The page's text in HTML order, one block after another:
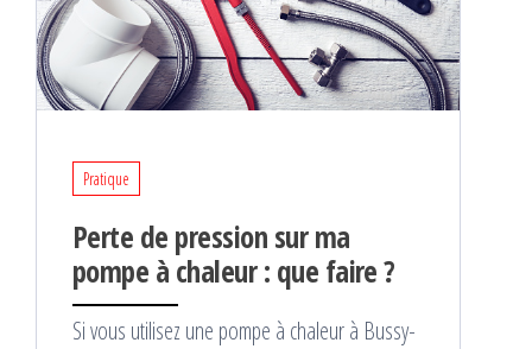
Pratique
Perte de pression sur ma
pompe à chaleur : que faire ?
Si vous utilisez une pompe à chaleur à Bussy-